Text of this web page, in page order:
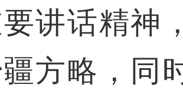
讲话精神
方略， 同